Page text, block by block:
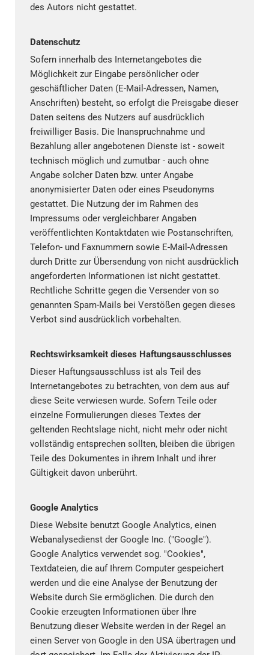
des Autors nicht gestattet.
Datenschutz
Sofern innerhalb des Internetangebotes die
Möglichkeit zur Eingabe persönlicher oder
geschäftlicher Daten (E-Mail-Adressen, Namen,
Anschriften) besteht, so erfolgt die Preisgabe dieser
Daten seitens des Nutzers auf ausdrücklich
freiwilliger Basis. Die Inanspruchnahme und
Bezahlung aller angebotenen Dienste ist - soweit
technisch möglich und zumutbar - auch ohne
Angabe solcher Daten bzw. unter Angabe
anonymisierter Daten oder eines Pseudonyms
gestattet. Die Nutzung der im Rahmen des
Impressums oder vergleichbarer Angaben
veröffentlichten Kontaktdaten wie Postanschriften,
Telefon- und Faxnummern sowie E-Mail-Adressen
durch Dritte zur Übersendung von nicht ausdrücklich
angeforderten Informationen ist nicht gestattet.
Rechtliche Schritte gegen die Versender von so
genannten Spam-Mails bei Verstößen gegen dieses
Verbot sind ausdrücklich vorbehalten.
Rechtswirksamkeit dieses Haftungsausschlusses
Dieser Haftungsausschluss ist als Teil des
Internetangebotes zu betrachten, von dem aus auf
diese Seite verwiesen wurde. Sofern Teile oder
einzelne Formulierungen dieses Textes der
geltenden Rechtslage nicht, nicht mehr oder nicht
vollständig entsprechen sollten, bleiben die übrigen
Teile des Dokumentes in ihrem Inhalt und ihrer
Gültigkeit davon unberührt.
Google Analytics
Diese Website benutzt Google Analytics, einen
Webanalysedienst der Google Inc. ("Google").
Google Analytics verwendet sog. "Cookies",
Textdateien, die auf Ihrem Computer gespeichert
werden und die eine Analyse der Benutzung der
Website durch Sie ermöglichen. Die durch den
Cookie erzeugten Informationen über Ihre
Benutzung dieser Website werden in der Regel an
einen Server von Google in den USA übertragen und